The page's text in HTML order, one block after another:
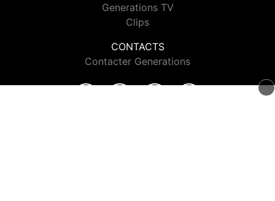
Generations TV
Clips
CONTACTS
Contacter Generations